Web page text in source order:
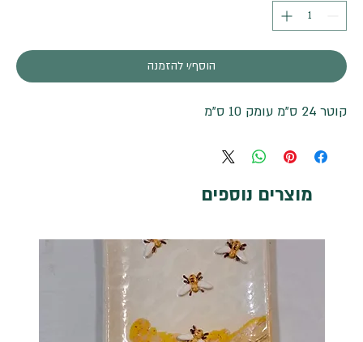
הוסף/י להזמנה
קוטר 24 ס"מ עומק 10 ס"מ
מוצרים נוספים